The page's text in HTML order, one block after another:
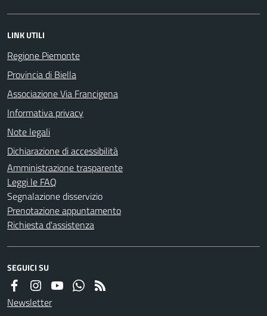
LINK UTILI
Regione Piemonte
Provincia di Biella
Associazione Via Francigena
Informativa privacy
Note legali
Dichiarazione di accessibilità
Amministrazione trasparente
Leggi le FAQ
Segnalazione disservizio
Prenotazione appuntamento
Richiesta d'assistenza
SEGUICI SU
Newsletter